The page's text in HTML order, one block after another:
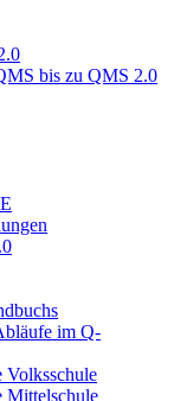
bis zu QMS 2.0
im Q-
Volksschule
Mittelschule